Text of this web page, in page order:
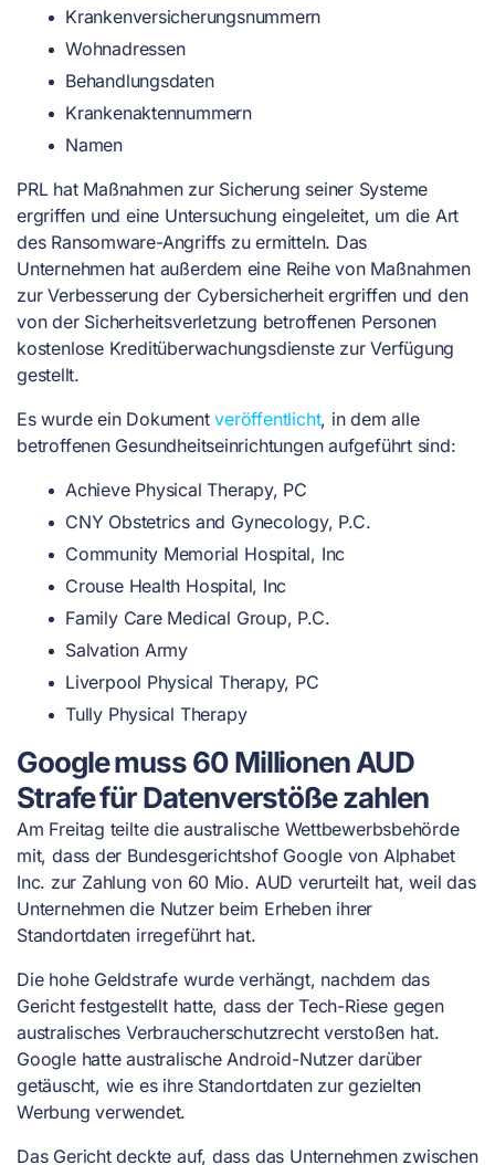
Krankenversicherungsnummern
Wohnadressen
Behandlungsdaten
Krankenaktennummern
Namen
PRL hat Maßnahmen zur Sicherung seiner Systeme
ergriffen und eine Untersuchung eingeleitet, um die Art
des Ransomware-Angriffs zu ermitteln. Das
Unternehmen hat außerdem eine Reihe von Maßnahmen
zur Verbesserung der Cybersicherheit ergriffen und den
von der Sicherheitsverletzung betroffenen Personen
kostenlose Kreditüberwachungsdienste zur Verfügung
gestellt.
Es wurde ein Dokumentveröffentlicht, in dem alle
betroffenen Gesundheitseinrichtungen aufgeführt sind:
Achieve Physical Therapy, PC
CNY Obstetrics and Gynecology, P.C.
Community Memorial Hospital, Inc
Crouse Health Hospital, Inc
Family Care Medical Group, P.C.
Salvation Army
Liverpool Physical Therapy, PC
Tully Physical Therapy
Google muss 60 Millionen AUD
Strafe für Datenverstöße zahlen
Am Freitag teilte die australische Wettbewerbsbehörde
mit, dass der Bundesgerichtshof Google von Alphabet
Inc. zur Zahlung von 60 Mio. AUD verurteilt hat, weil das
Unternehmen die Nutzer beim Erheben ihrer
Standortdaten irregeführt hat.
Die hohe Geldstrafe wurde verhängt, nachdem das
Gericht festgestellt hatte, dass der Tech-Riese gegen
australisches Verbraucherschutzrecht verstoßen hat.
Google hatte australische Android-Nutzer darüber
getäuscht, wie es ihre Standortdaten zur gezielten
Werbung verwendet.
Das Gericht deckte auf, dass das Unternehmen zwischen